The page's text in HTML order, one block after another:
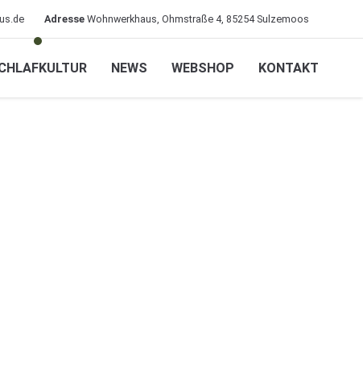
Adresse Wohnwerkhaus, Ohmstraße 4, 85254 Sulzemoos
NEWS WEBSHOP KONTAKT